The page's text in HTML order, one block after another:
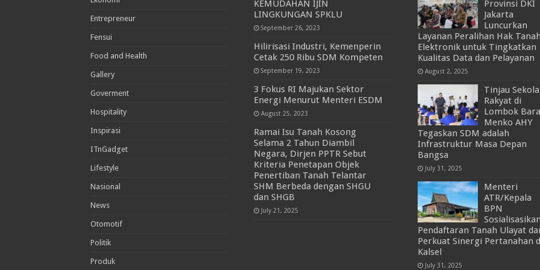
Entrepreneur
Fensui
Food and Health
Gallery
Goverment
Hospitality
Inspirasi
ITnGadget
Lifestyle
Nasional
News
Otomotif
Politik
Produk
KEMUDAHAN IJIN
LINGKUNGAN SPKLU
September 26, 2023
Hilirisasi Industri, Kemenperin
Cetak 250 Ribu SDM Kompeten
September 19, 2023
3 Fokus RI Majukan Sektor
Energi Menurut Menteri ESDM
August 25, 2023
Ramai Isu Tanah Kosong
Selama 2 Tahun Diambil
Negara, Dirjen PPTR Sebut
Kriteria Penetapan Objek
Penertiban Tanah Telantar
SHM Berbeda dengan SHGU
dan SHGB
July 21, 2025
Provinsi DKI
Jakarta
Luncurkan
Layanan Peralihan Hak Tanah
Elektronik untuk Tingkatkan
Kualitas Data dan Pelayanan
August 2, 2025
Tinjau
Rakyat di
Lombok
Menko AHY
Tegaskan SDM adalah
Infrastruktur Masa Depan
Bangsa
July 31, 2025
Menteri
ATR/Kepala
BPN
Sosialisasikan
Pendaftaran Tanah Ulayat
Perkuat Sinergi Pertanahan
Kalsel
July 31, 2025